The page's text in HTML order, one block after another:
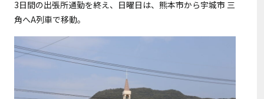
3日間の出張所通勤を終え、日曜日は、熊本市から宇城市 三
角へA列車で移動。